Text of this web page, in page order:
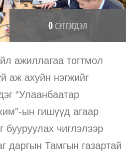
0СЭТГЭГДЭЛ
ажиллагаа тогтмол
аж ахуйн нэгжийг
“Улаанбаатар
ын гишүүд агаар
бууруулах чиглэлээр
даргын Тамгын газартай